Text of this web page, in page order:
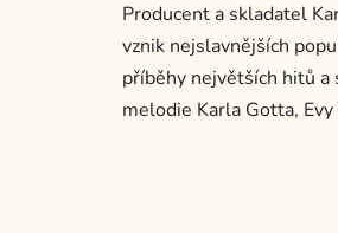
Producent a skladatel
vznik nejslavnějších
příběhy největších hitů
melodie Karla Gotta,